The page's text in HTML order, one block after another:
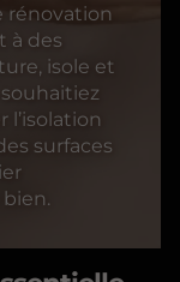
rénovation
à des
isole et
l’isolation
surfaces